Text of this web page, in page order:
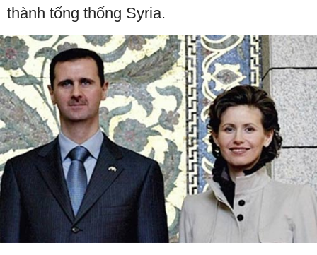
thành tổng thống Syria.